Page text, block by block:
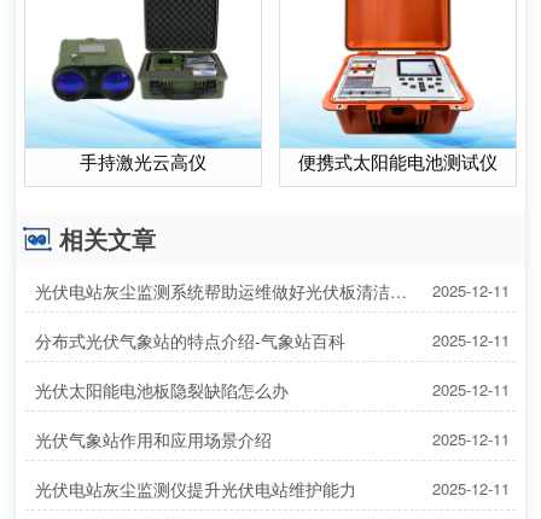
手持激光云高仪 便携式太阳能电池测试仪
相关文章
光伏电站灰尘监测系统帮助运维做好光伏板清洁工作 2025-12-11
分布式光伏气象站的特点介绍-气象站百科 2025-12-11
光伏太阳能电池板隐裂缺陷怎么办 2025-12-11
光伏气象站作用和应用场景介绍 2025-12-11
光伏电站灰尘监测仪提升光伏电站维护能力 2025-12-11